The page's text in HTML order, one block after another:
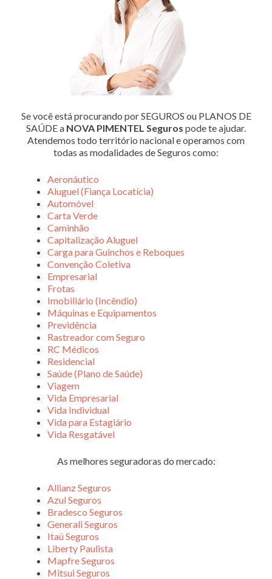
Se você está procurando por SEGUROS ou PLANOS DE
SAÚDE a NOVA PIMENTEL Seguros pode te ajudar.
Atendemos todo território nacional e operamos com
todas as modalidades de Seguros como:
Aeronáutico
Aluguel (Fiança Locatícia)
Automóvel
Carta Verde
Caminhão
Capitalização Aluguel
Carga para Guinchos e Reboques
Convenção Coletiva
Empresarial
Frotas
Imobiliário (Incêndio)
Máquinas e Equipamentos
Previdência
Rastreador com Seguro
RC Médicos
Residencial
Saúde (Plano de Saúde)
Viagem
Vida Empresarial
Vida Individual
Vida para Estagiário
Vida Resgatável
As melhores seguradoras do mercado:
Allianz Seguros
Azul Seguros
Bradesco Seguros
Generali Seguros
Itaú Seguros
Liberty Paulista
Mapfre Seguros
Mitsui Seguros